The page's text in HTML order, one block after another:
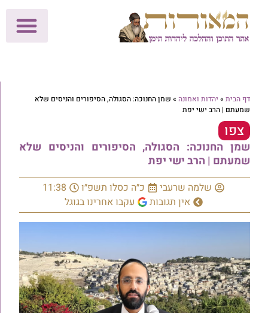
דף הבית » יהדות ואמונה » שמן החנוכה: הסגולה, הסיפורים והניסים שלא
שמעתם | הרב ישי יפת
צפו
שמן החנוכה: הסגולה, הסיפורים והניסים שלא
שמעתם | הרב ישי יפת
שלמה שרעבי כ״ה כסלו תשפ״ו
11:38
אין תגובות
עקבו אחרינו בגוגל